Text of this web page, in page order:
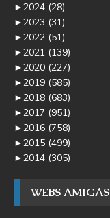
►2024 (28)
►2023 (31)
►2022 (51)
►2021 (139)
►2020 (227)
►2019 (585)
►2018 (683)
►2017 (951)
►2016 (758)
►2015 (499)
►2014 (305)
WEBS AMIGAS